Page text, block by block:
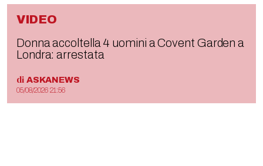
VIDEO
Donna accoltella 4 uomini a Covent Garden a
Londra: arrestata
di ASKANEWS
05/08/2026 21:56